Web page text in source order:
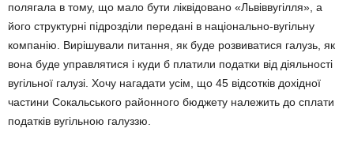
полягала в тому, що мало бути лікві­довано «Львіввугілля», а
його структурні підроз­діли передані в національно-вугільну
компанію. Вирішували питання, як буде розвиватися галузь, як
вона буде управлятися і куди б плати­ли податки від діяльності
вугільної галузі. Хочу нагадати усім, що 45 відсотків дохідної
частини Сокальського районного бюджету належить до сплати
податків вугільною галуззю.